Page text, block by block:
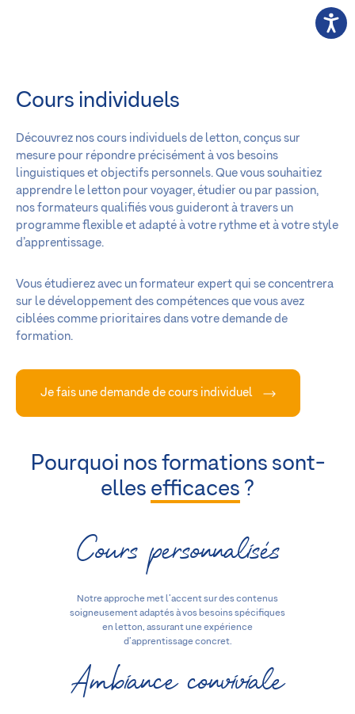
Cours individuels
Découvrez nos cours individuels de letton, conçus sur
mesure pour répondre précisément à vos besoins
linguistiques et objectifs personnels. Que vous souhaitiez
apprendre le letton pour voyager, étudier ou par passion,
nos formateurs qualifiés vous guideront à travers un
programme flexible et adapté à votre rythme et à votre style
d’apprentissage.
Vous étudierez avec un formateur expert qui se concentrera
sur le développement des compétences que vous avez
ciblées comme prioritaires dans votre demande de
formation.
Je fais une demande de cours individuel
Pourquoi nos formations sont-
elles efficaces ?
Cours personnalisés
Notre approche met l’accent sur des contenus
soigneusement adaptés à vos besoins spécifiques
en letton, assurant une expérience
d’apprentissage concret.
Ambiance conviviale